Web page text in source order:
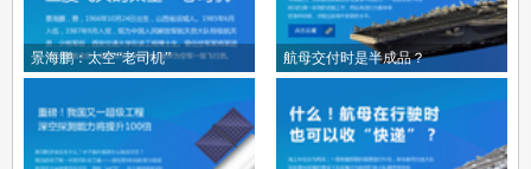
景海鹏：太空“老司机” 航母交付时是半成品？